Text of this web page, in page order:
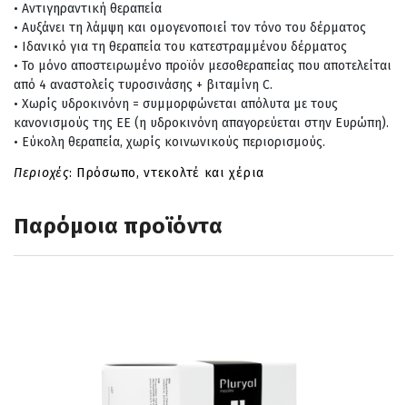
Αντιγηραντική θεραπεία
Αυξάνει τη λάμψη και ομογενοποιεί τον τόνο του δέρματος
Ιδανικό για τη θεραπεία του κατεστραμμένου δέρματος
Το μόνο αποστειρωμένο προϊόν μεσοθεραπείας που αποτελείται
από 4 αναστολείς τυροσινάσης + βιταμίνη C.
Χωρίς υδροκινόνη = συμμορφώνεται απόλυτα με τους
κανονισμούς της ΕΕ (η υδροκινόνη απαγορεύεται στην Ευρώπη).
Εύκολη θεραπεία, χωρίς κοινωνικούς περιορισμούς.
Περιοχές: Πρόσωπο, ντεκολτέ και χέρια
Παρόμοια προϊόντα